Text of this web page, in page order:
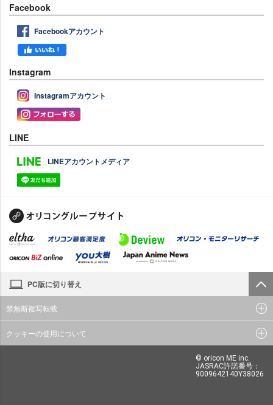
Facebook
Facebookアカウント
Instagram
Instagramアカウント
LINE
LINEアカウントメディア
PC版に切り替え
禁無断複写転載
クッキーの使用について
© oricon ME inc.
JASRAC許諾番号：
9009642140Y38026